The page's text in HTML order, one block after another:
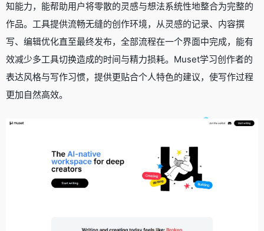
知能力，能帮助用户将零散的灵感与想法系统性地整合为完整的
作品。工具提供流畅无缝的创作环境，从灵感的记录、内容撰
写、编辑优化直至最终发布，全部流程在一个界面中完成，能有
效减少多工具切换造成的时间与精力损耗。Muset学习创作者的
表达风格与写作习惯，提供更贴合个人特色的建议，使写作过程
更加自然高效。